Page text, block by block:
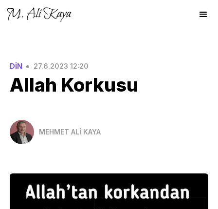
DİN • 27.6.2023 12:20
Allah Korkusu
MEHMET ALİ KAYA